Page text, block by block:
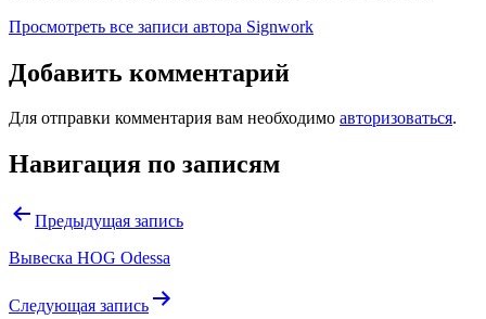
Просмотреть все записи автора Signwork
Добавить комментарий
Для отправки комментария вам необходимо авторизоваться.
Навигация по записям
Предыдущая запись
Вывеска HOG Odessa
Следующая запись